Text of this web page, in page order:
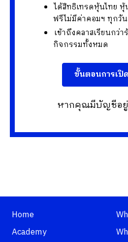
ได้สิทธิเทรดหุ้นไทย หุ้
ฟรีไม่มีค่าคอมฯ ทุกวัน
เข้าถึงคลาสเรียนกว่า
กิจกรรมทั้งหมด
ขั้นตอนการเ
หากคุณมีบัญชีอ
Home
Academy